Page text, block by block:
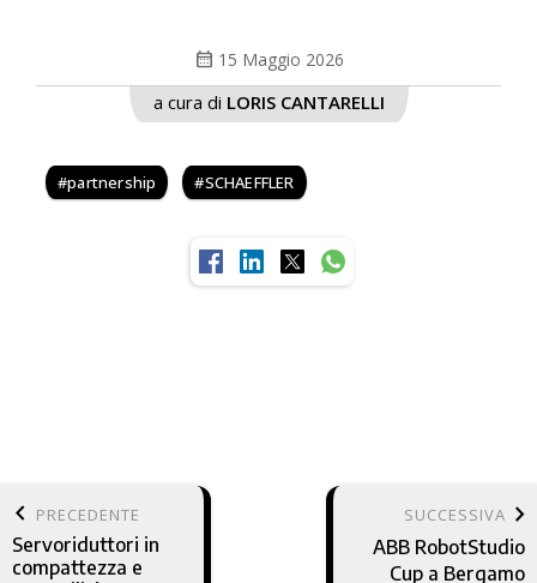
calendar_month 15 Maggio 2026
a cura di LORIS CANTARELLI
partnership SCHAEFFLER
keyboard_arrow_left PRECEDENTE
Servoriduttori in
compattezza e
SUCCESSIVA keyboard_arrow_right
ABB RobotStudio
Cup a Bergamo